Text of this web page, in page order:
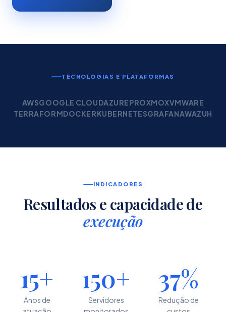
TECNOLOGIAS E PLATAFORMAS
AWSGOOGLE CLOUDAZUREPROXMOXVMWARE
TERRAFORMDOCKERKUBERNETESGRAFANAWAZUH
INDICADORES
Resultados e capacidade de
execução
15+
Anos de
150+
Servidores
37%
Redução de